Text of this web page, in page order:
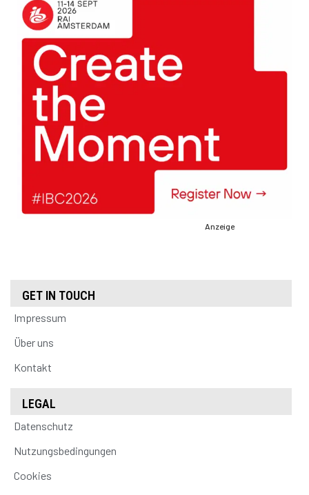
Anzeige
GET IN TOUCH
Impressum
Über uns
Kontakt
LEGAL
Datenschutz
Nutzungsbedingungen
Cookies